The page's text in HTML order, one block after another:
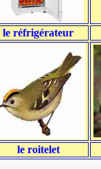
le réfrigérateur
le roitelet